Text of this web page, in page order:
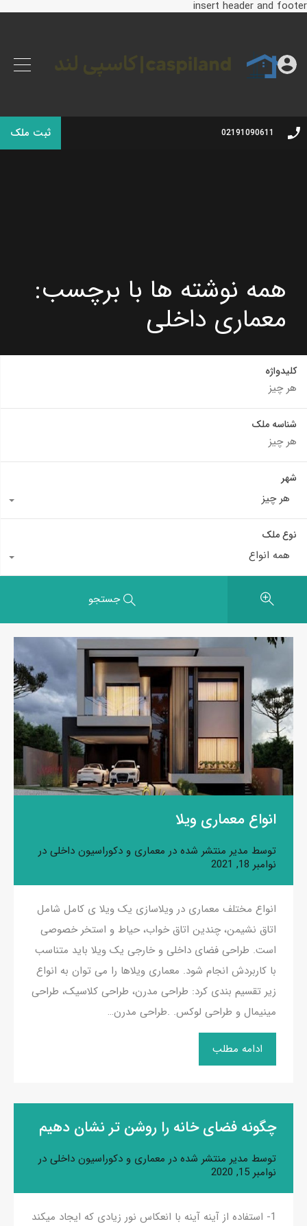
insert header and footer
02191090611 ثبت ملک
همه نوشته ها با برچسب:
معماری داخلی
کلیدواژه
شناسه ملک
شهر
هر چیز
نوع ملک
همه انواع
جستجو
انواع معماری ویلا
توسط مدیر منتشر شده در معماری و دکوراسیون داخلی در
نوامبر 18, 2021
انواع مختلف معماری در ویلاسازی یک ویلا ی کامل شامل
اتاق نشیمن، چندین اتاق خواب، حیاط و استخر خصوصی
است. طراحی فضای داخلی و خارجی یک ویلا باید متناسب
با کاربردش انجام شود. معماری ویلاها را می توان به انواع
زیر تقسیم بندی کرد: طراحی مدرن، طراحی کلاسیک، طراحی
مینیمال و طراحی لوکس. .طراحی مدرن…
ادامه مطلب
چگونه فضای خانه را روشن تر نشان دهیم
توسط مدیر منتشر شده در معماری و دکوراسیون داخلی در
نوامبر 15, 2020
1- استفاده از آینه آینه با انعکاس نور زیادی که ایجاد میکند